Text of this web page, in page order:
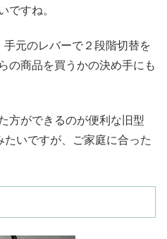
ですね。
元のレバーで２段階切替を
の商品を買うかの決め手にも
方ができるのが便利な旧型
いですが、ご家庭に合った